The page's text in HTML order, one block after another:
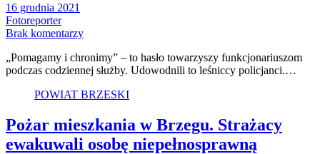
16 grudnia 2021
Fotoreporter
Brak komentarzy
„Pomagamy i chronimy” – to hasło towarzyszy funkcjonariuszom
podczas codziennej służby. Udowodnili to leśniccy policjanci.…
POWIAT BRZESKI
Pożar mieszkania w Brzegu. Strażacy
ewakuwali osobę niepełnosprawną